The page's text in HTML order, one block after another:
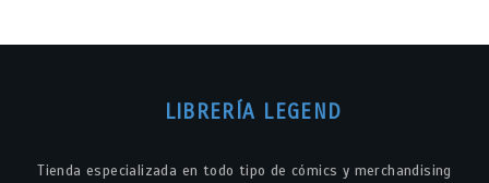
LIBRERÍA LEGEND
Tienda especializada en todo tipo de cómics y merchandising